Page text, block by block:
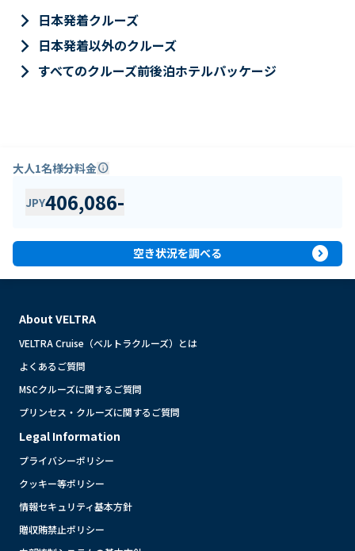
keyboard_arrow_right 日本発着クルーズ
keyboard_arrow_right 日本発着以外のクルーズ
keyboard_arrow_right すべてのクルーズ前後泊ホテルパッケージ
大人1名様分料金info
JPY406,086-
空き状況を調べる expand_circle_right
About VELTRA
VELTRA Cruise（ベルトラクルーズ）とは
よくあるご質問
MSCクルーズに関するご質問
プリンセス・クルーズに関するご質問
Legal Information
プライバシーポリシー
クッキー等ポリシー
情報セキュリティ基本方針
贈収賄禁止ポリシー